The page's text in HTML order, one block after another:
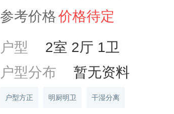
参考价格价格待定
户型
2室 2厅 1卫
户型分布
暂无资料
户型方正 明厨明卫 干湿分离